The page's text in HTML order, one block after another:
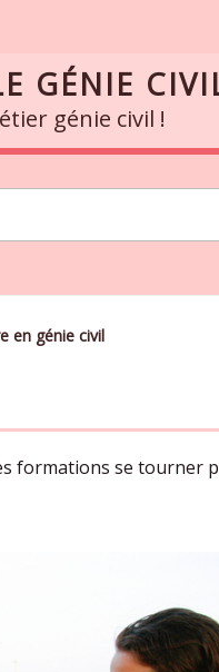
GÉNIE
génie civil !
en génie civil
formations se tourner